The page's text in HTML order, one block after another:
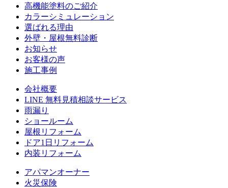
⾼機能塗料のご紹介
カラーシミュレーション
選ばれる理由
外壁・屋根無料診断
お知らせ
お客様の声
施⼯事例
会社概要
LINE 無料⾒積相談サービス
⾬漏り
ショールーム
屋根リフォーム
ドア1⽇リフォーム
内装リフォーム
アパマンオーナー
⽕災保険